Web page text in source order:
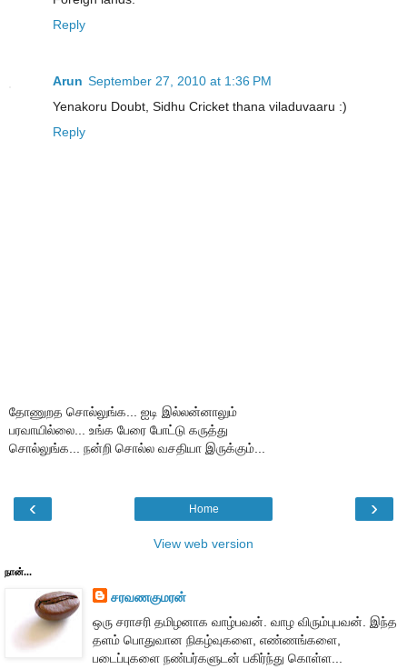
Reply
Arun September 27, 2010 at 1:36 PM
Yenakoru Doubt, Sidhu Cricket thana viladuvaaru :)
Reply
தோணுறத சொல்லுங்க... ஐடி இல்லன்னாலும்
பரவாயில்லை... உங்க பேரை போட்டு கருத்து
சொல்லுங்க... நன்றி சொல்ல வசதியா இருக்கும்...
‹ ›
Home
View web version
நான்...
சரவணகுமரன்
ஒரு சராசரி தமிழனாக வாழ்பவன். வாழ விரும்புபவன். இந்த
தளம் பொதுவான நிகழ்வுகளை, எண்ணங்களை,
படைப்புகளை நண்பர்களுடன் பகிர்ந்து கொள்ள...